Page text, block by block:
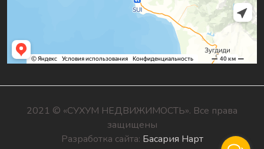
2021 © «СУХУМ НЕДВИЖИМОСТЬ». Все права
защищены
Разработка сайта: Басария Нарт